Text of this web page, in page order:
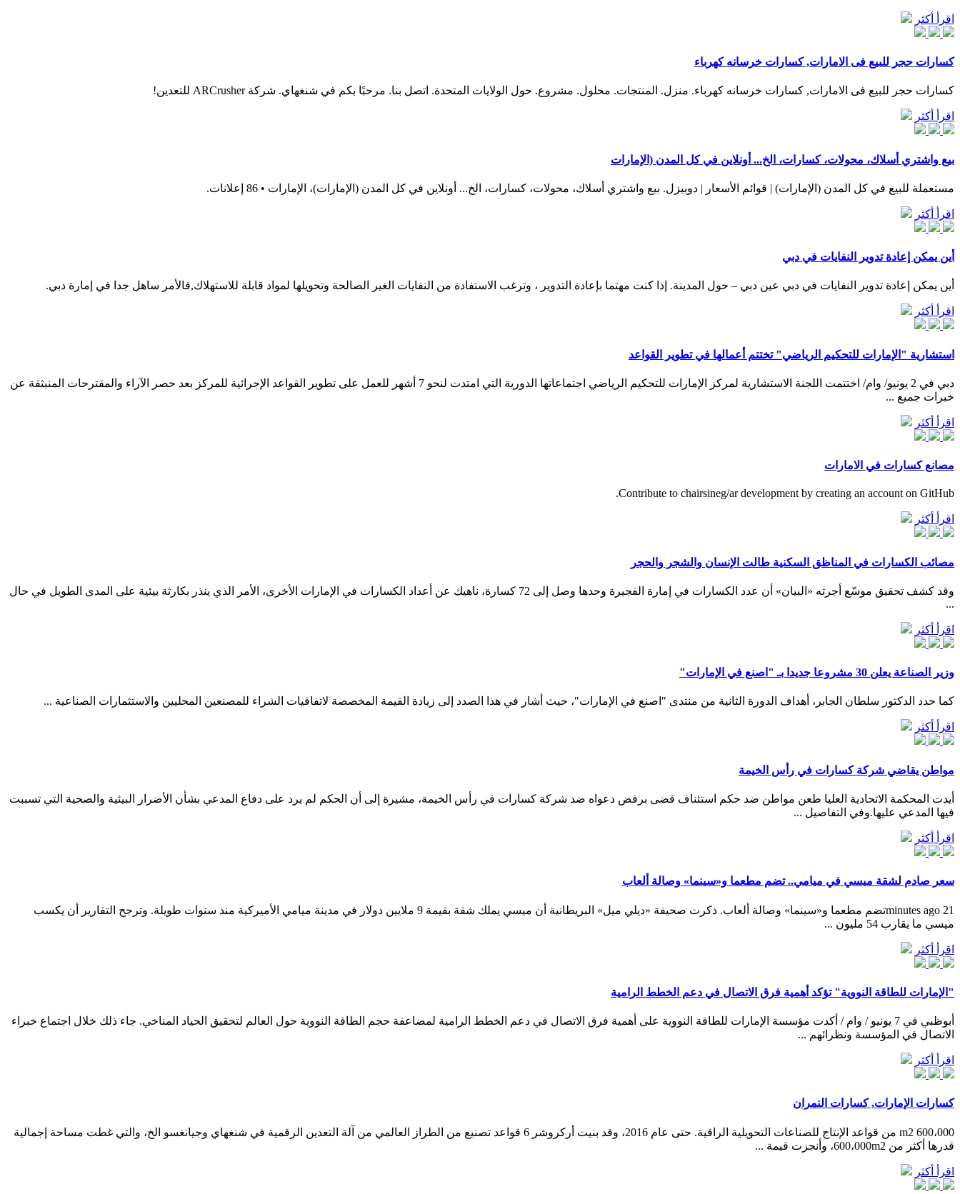
اقرأ أكثر
كسارات حجر للبيع فى الامارات, كسارات خرسانه كهرباء
كسارات حجر للبيع فى الامارات, كسارات خرسانه كهرباء. منزل. المنتجات. محلول. مشروع. حول الولايات المتحدة. اتصل بنا. مرحبًا بكم في شنغهاي. شركة ARCrusher للتعدين!
اقرأ أكثر
بيع واشتري أسلاك، محولات، كسارات، الخ... أونلاين في كل المدن (الإمارات
مستعملة للبيع في كل المدن (الإمارات) | قوائم الأسعار | دوبيزل. بيع واشتري أسلاك، محولات، كسارات، الخ... أونلاين في كل المدن (الإمارات)، الإمارات • 86 إعلانات.
اقرأ أكثر
أين يمكن إعادة تدوير النفايات في دبي
أين يمكن إعادة تدوير النفايات في دبي عين دبي – حول المدينة. إذا كنت مهتما بإعادة التدوير ، وترغب الاستفادة من النفايات الغير الصالحة وتحويلها لمواد قابلة للاستهلاك,فالأمر ساهل جدا في إمارة دبي.
اقرأ أكثر
استشارية "الإمارات للتحكيم الرياضي" تختتم أعمالها في تطوير القواعد
دبي في 2 يونيو/ وام/ اختتمت اللجنة الاستشارية لمركز الإمارات للتحكيم الرياضي اجتماعاتها الدورية التي امتدت لنحو 7 أشهر للعمل على تطوير القواعد الإجرائية للمركز بعد حصر الآراء والمقترحات المنبثقة عن
خبرات جميع ...
اقرأ أكثر
مصانع كسارات في الامارات
Contribute to chairsineg/ar development by creating an account on GitHub.
اقرأ أكثر
مصائب الكسارات في المناظق السكنية طالت الإنسان والشجر والحجر
وقد كشف تحقيق موسّع أجرته «البيان» أن عدد الكسارات في إمارة الفجيرة وحدها وصل إلى 72 كسارة، ناهيك عن أعداد الكسارات في الإمارات الأخرى، الأمر الذي ينذر بكارثة بيئية على المدى الطويل في حال
...
اقرأ أكثر
وزير الصناعة يعلن 30 مشروعا جديدا بـ "اصنع في الإمارات"
كما حدد الدكتور سلطان الجابر، أهداف الدورة الثانية من منتدى "اصنع في الإمارات"، حيث أشار في هذا الصدد إلى زيادة القيمة المخصصة لاتفاقيات الشراء للمصنعين المحليين والاستثمارات الصناعية ...
اقرأ أكثر
مواطن يقاضي شركة كسارات في رأس الخيمة
أيدت المحكمة الاتحادية العليا طعن مواطن ضد حكم استئناف قضى برفض دعواه ضد شركة كسارات في رأس الخيمة، مشيرة إلى أن الحكم لم يرد على دفاع المدعي بشأن الأضرار البيئية والصحية التي تسببت
فيها المدعي عليها.وفي التفاصيل ...
اقرأ أكثر
سعر صادم لشقة ميسي في ميامي.. تضم مطعما و«سينما» وصالة ألعاب
21 minutes agoتضم مطعما و«سينما» وصالة ألعاب. ذكرت صحيفة «ديلي ميل» البريطانية أن ميسي يملك شقة بقيمة 9 ملايين دولار في مدينة ميامي الأميركية منذ سنوات طويلة. وترجح التقارير أن يكسب
ميسي ما يقارب 54 مليون ...
اقرأ أكثر
"الإمارات للطاقة النووية" تؤكد أهمية فرق الاتصال في دعم الخطط الرامية
أبوظبي في 7 يونيو / وام / أكدت مؤسسة الإمارات للطاقة النووية على أهمية فرق الاتصال في دعم الخطط الرامية لمضاعفة حجم الطاقة النووية حول العالم لتحقيق الحياد المناخي. جاء ذلك خلال اجتماع خبراء
الاتصال في المؤسسة ونظرائهم ...
اقرأ أكثر
كسارات الإمارات, كسارات النمران
600،000 m2 من قواعد الإنتاج للصناعات التحويلية الراقية. حتى عام 2016، وقد بنيت أركروشر 6 قواعد تصنيع من الطراز العالمي من آلة التعدين الرقمية في شنغهاي وجيانغسو الخ، والتي غطت مساحة إجمالية
قدرها أكثر من 600،000m2، وأنجزت قيمة ...
اقرأ أكثر